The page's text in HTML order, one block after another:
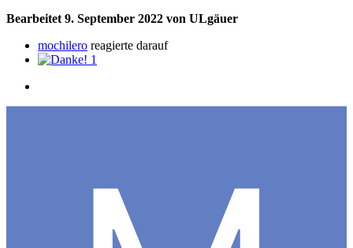
Bearbeitet 9. September 2022 von ULgäuer
mochilero reagierte darauf
1